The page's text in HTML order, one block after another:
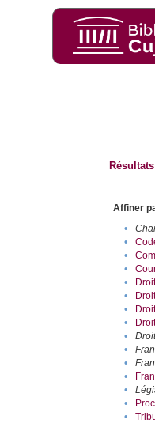
Résultats
Affiner
•
•
•
•
•
•
•
•
•
•
•
•
•
•
•